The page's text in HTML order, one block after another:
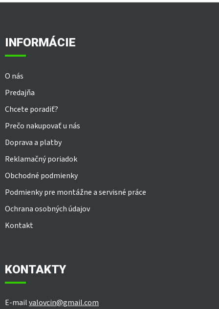
l
INFORMÁCIE
O nás
Predajňa
Chcete poradiť?
Prečo nakupovať u nás
Doprava a platby
Reklamačný poriadok
Obchodné podmienky
Podmienky pre montážne a servisné práce
Ochrana osobných údajov
Kontakt
KONTAKTY
E-mailvalovcin@gmail.com